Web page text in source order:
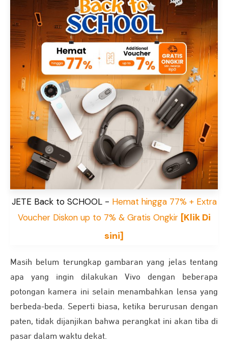
JETE Back to SCHOOL - Hemat hingga 77% + Extra
Voucher Diskon up to 7% & Gratis Ongkir [Klik Di
sini]
Masih belum terungkap gambaran yang jelas tentang
apa yang ingin dilakukan Vivo dengan beberapa
potongan kamera ini selain menambahkan lensa yang
berbeda-beda. Seperti biasa, ketika berurusan dengan
paten, tidak dijanjikan bahwa perangkat ini akan tiba di
pasar dalam waktu dekat.